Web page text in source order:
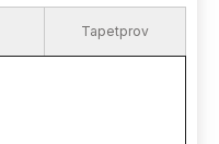
Tapetprov